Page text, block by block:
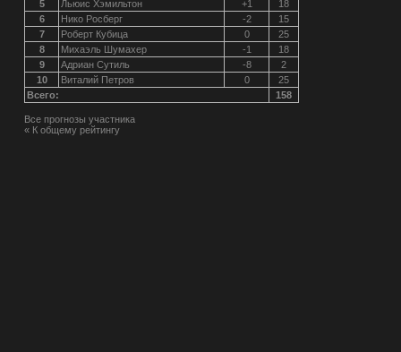
5
Льюис Хэмильтон +1
18
6
Нико Росберг -2
15
7
Роберт Кубица 0
25
8
Михаэль Шумахер -1
18
9
Адриан Сутиль -8
2
10
Виталий Петров 0
25
Всего:
158
Все прогнозы участника
« К общему рейтингу